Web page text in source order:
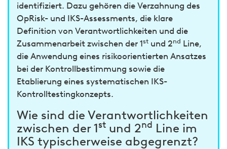
identifiziert. Dazu gehören die Verzahnung des
OpRisk- und IKS-Assessments, die klare
Definition von Verantwortlichkeiten und die
Zusammenarbeit zwischen der 1st und 2nd Line,
die Anwendung eines risikoorientierten Ansatzes
bei der Kontrollbestimmung sowie die
Etablierung eines systematischen IKS-
Kontrolltestingkonzepts.
Wie sind die Verantwortlichkeiten
zwischen der 1st und 2nd Line im
IKS typischerweise abgegrenzt?